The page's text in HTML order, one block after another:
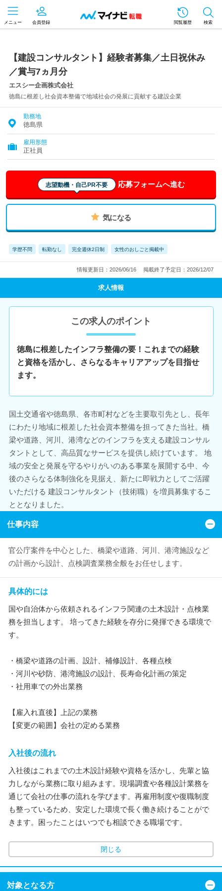
メニュー 会員登録 閲覧履歴 検索
【建設コンサルタント】経験者募集／土日祝休み
／賞与7ヵ月分
エスシー企画株式会社
徳島に根差し社会資本整備で地域社会の発展に貢献する建設企業
勤務地
徳島県
雇用形態
正社員
志望動機・自己PR不要 応募フォームへ進む
気になる
学歴不問 転勤なし 完全週休2日制 女性のおしごと掲載中
情報更新日：2026/06/16 掲載終了予定日：2026/12/07
求人情報
この求人のポイント
徳島に根差したインフラ整備の要！これまでの経験
と資格を活かし、さらなるキャリアアップを目指せ
ます。
国土交通省や徳島県、各市町村などを主要取引先とし、長年
にわたり地域に根差した社会資本整備を担ってきた当社。橋
梁や道路、河川、港湾などのインフラを支える建設コンサル
タントとして、高品質なサービスを提供し続けています。 地
域の安全と発展を守るやりがいのある事業を展開する中、今
後のさらなる体制強化を見据え、新たに即戦力としてご活躍
いただける 建設コンサルタント（技術職）を増員募集するこ
ととなりました。
仕事内容
官公庁案件を中心とした、橋梁や道路、河川、港湾施設など
の計画から設計、点検調査業務全般をお任せします。
具体的には
国や自治体から依頼されるインフラ関連の土木設計・点検業
務を担当します。 培ってきた経験を存分に発揮できる環境で
す。
・橋梁や道路の計画、設計、補修設計、各種点検
・河川や砂防、港湾施設の設計、長寿命化計画の策定
・社用車での外出業務
【雇入れ直後】上記の業務
【変更の範囲】会社の定める業務
入社後の流れ
入社後はこれまでの土木設計経験や資格を活かし、先輩と協
力しながら業務に取り組みます。現場調査や各種設計業務を
通じて会社の仕事の流れを学びます。再雇用制度や復職制度
も整っているため、安定した環境で長く働き続けることがで
きます。困ったことはいつでも相談できる職場です。
閉じる
対象となる方